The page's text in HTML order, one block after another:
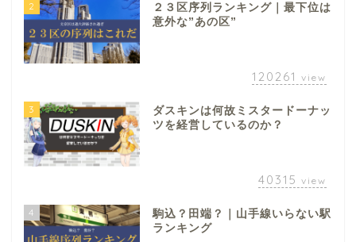
2
２３区序列ランキング｜最下位は
意外な”あの区”
120261 view
3
ダスキンは何故ミスタードーナッ
ツを経営しているのか？
40315 view
4
駒込？田端？｜山手線いらない駅
ランキング